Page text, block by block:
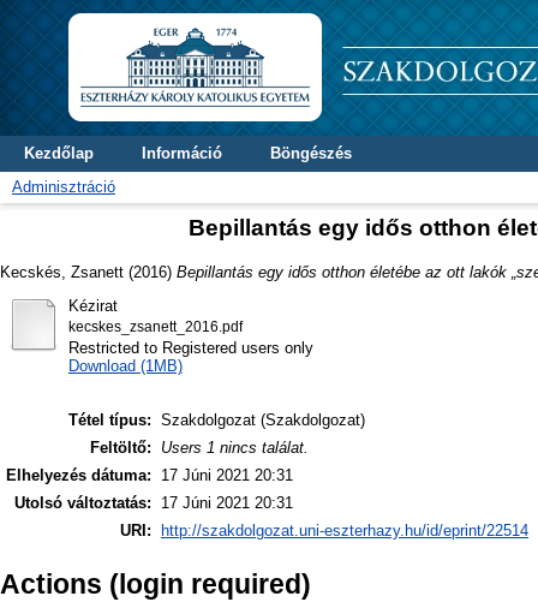
Kezdőlap Információ
Böngészés
Adminisztráció
Bepillantás egy idős otthon
Kecskés, Zsanett (2016) Bepillantás egy idős otthon életébe az ott lakók
Kézirat
kecskes_zsanett_2016.pdf
Restricted to Registered users only
Download (1MB)
Tétel típus: Szakdolgozat (Szakdolgozat)
Feltöltő:
Users 1 nincs találat.
Elhelyezés dátuma:
17 Júni 2021 20:31
Utolsó változtatás:
17 Júni 2021 20:31
URI:
http://szakdolgozat.uni-eszterhazy.hu/id/eprint/22514
Actions (login required)